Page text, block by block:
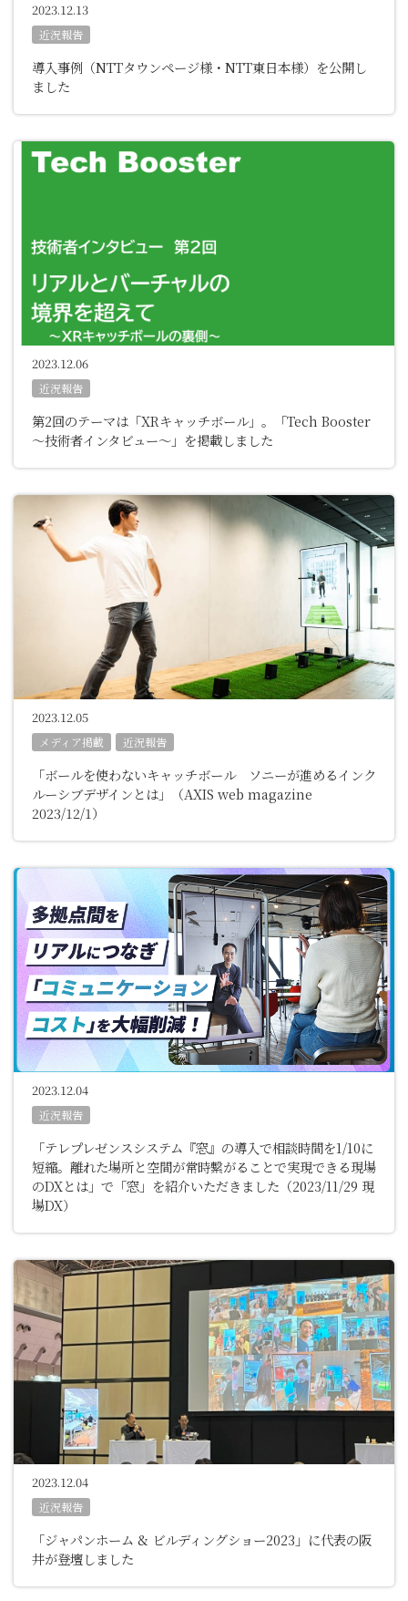
2023.12.13
近況報告
導入事例（NTTタウンページ様・NTT東日本様）を公開し
ました
2023.12.06
近況報告
第2回のテーマは「XRキャッチボール」。「Tech Booster
～技術者インタビュー～」を掲載しました
2023.12.05
メディア掲載 近況報告
「ボールを使わないキャッチボール ソニーが進めるインク
ルーシブデザインとは」（AXIS web magazine
2023/12/1）
2023.12.04
近況報告
「テレプレゼンスシステム『窓』の導入で相談時間を1/10に
短縮。離れた場所と空間が常時繋がることで実現できる現場
のDXとは」で「窓」を紹介いただきました（2023/11/29 現
場DX）
2023.12.04
近況報告
「ジャパンホーム & ビルディングショー2023」に代表の阪
井が登壇しました